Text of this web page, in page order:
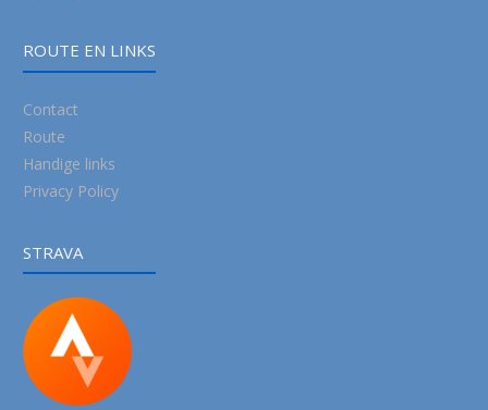
ROUTE EN LINKS
Contact
Route
Handige links
Privacy Policy
STRAVA